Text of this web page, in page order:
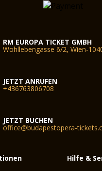
RM EUROPA TICKET GMBH
Wohllebengasse 6/2, Wien-
JETZT ANRUFEN
+436763806708
JETZT BUCHEN
office@budapestopera-
Hilfe &